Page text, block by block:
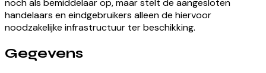
handelaars en eindgebruikers alleen de hiervoor
noodzakelijke infrastructuur ter beschikking.
Gegevens